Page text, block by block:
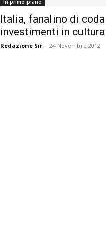
In primo piano
Italia, fanalino di
investimenti in cultura
Redazione Sir - 24 Novembre 2012